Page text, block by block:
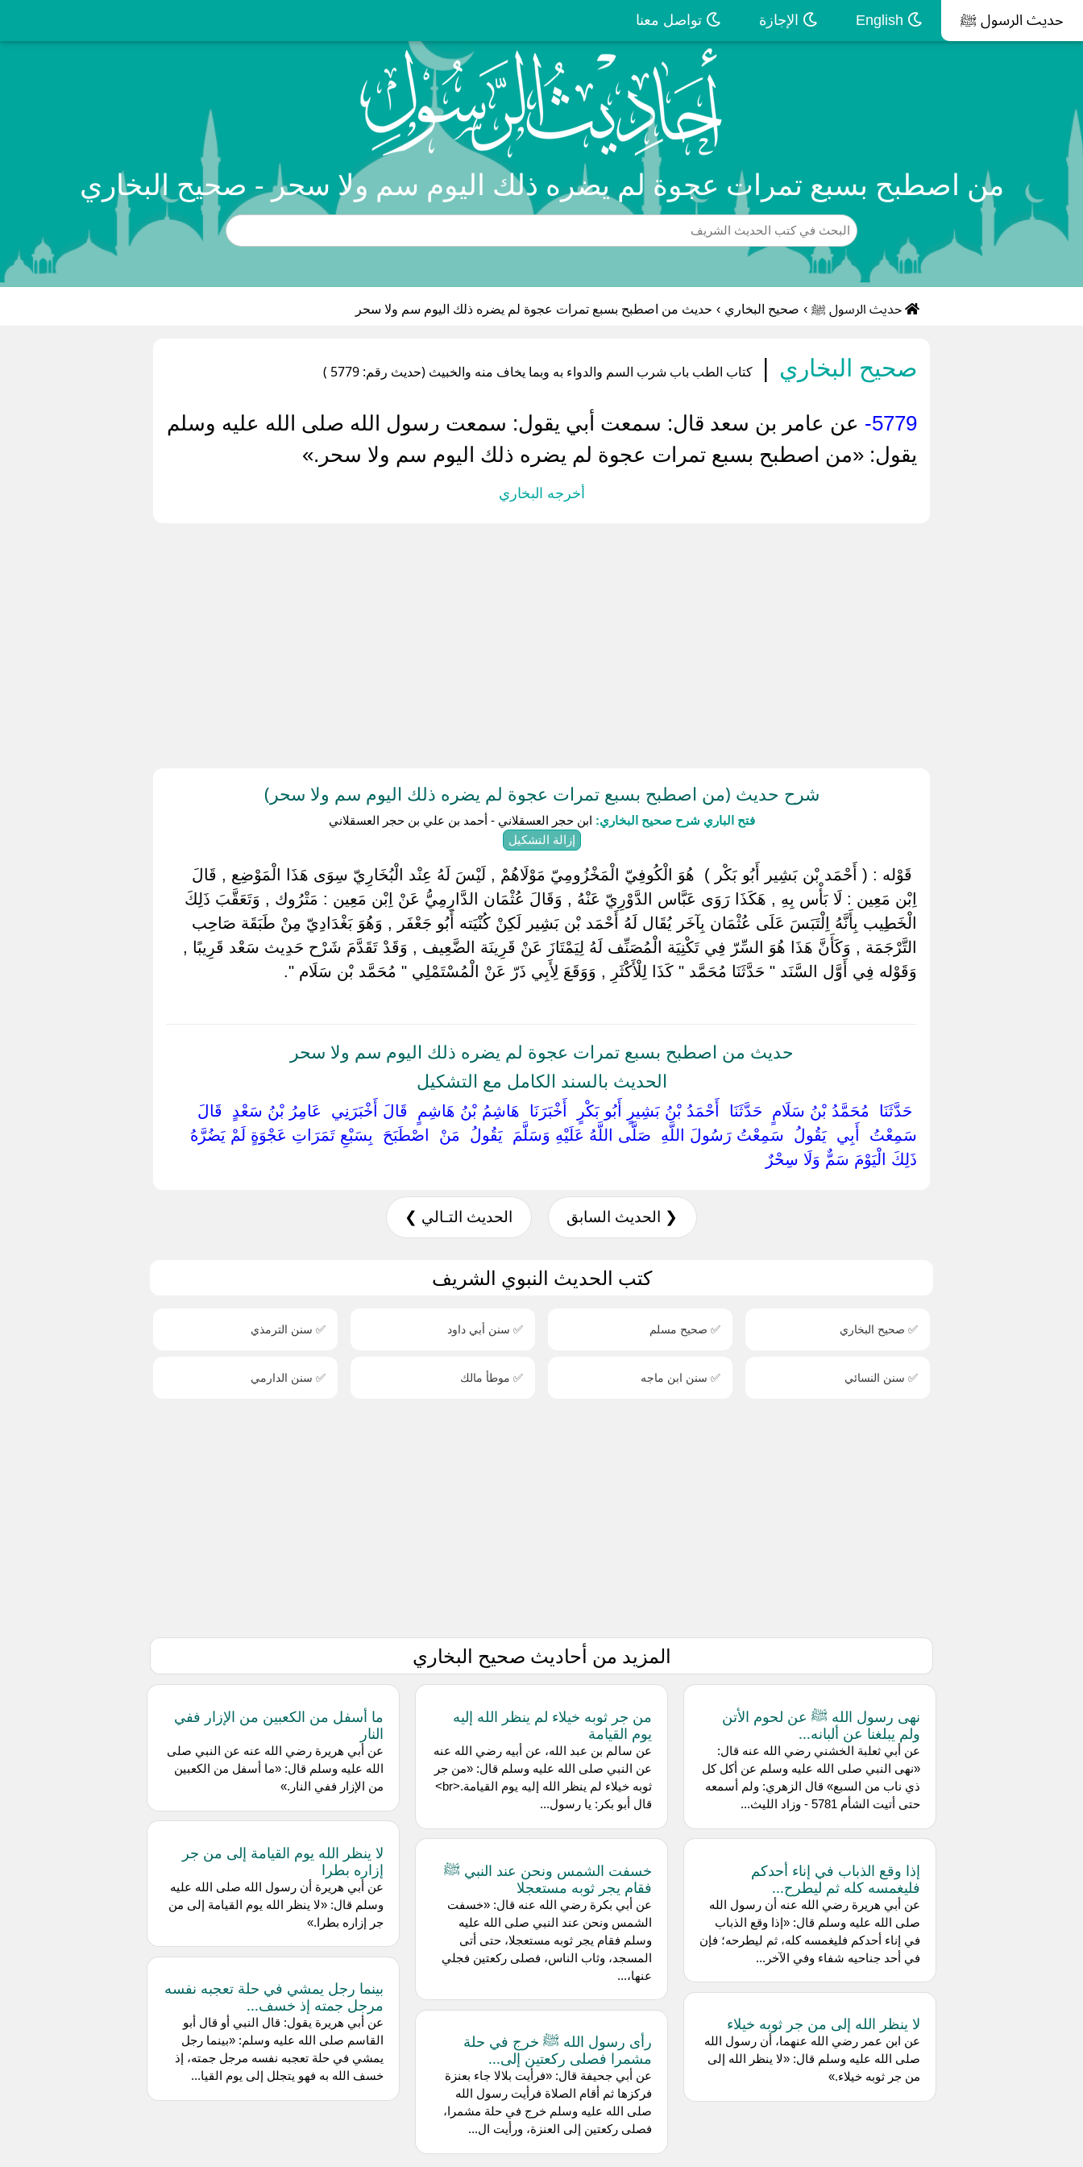
حديث الرسول ﷺ الإجازة تواصل معنا
من اصطبح بسبع تمرات عجوة لم يضره ذلك اليوم سم ولا سحر - صحيح البخاري
حديث الرسول ﷺ › صحيح البخاري › حديث من اصطبح بسبع تمرات عجوة لم يضره ذلك اليوم سم ولا سحر
صحيح البخاري | كتاب الطب باب شرب السم والدواء به وبما يخاف منه والخبيث (حديث رقم: 5779 )
5779-
عن ‌عامر بن سعد قال: سمعت ‌أبي يقول: سمعت رسول الله صلى الله عليه وسلم
يقول: «من اصطبح بسبع تمرات عجوة لم يضره ذلك اليوم سم ولا سحر.»
أخرجه البخاري
شرح حديث (من اصطبح بسبع تمرات عجوة لم يضره ذلك اليوم سم ولا سحر)
فتح الباري شرح صحيح البخاري: ابن حجر العسقلاني - أحمد بن علي بن حجر العسقلاني
إزالة التشكيل
‏ ‏قَوْله : ( أَحْمَد بْن بَشِير أَبُو بَكْر ) ‏ ‏هُوَ الْكُوفِيّ الْمَخْزُومِيّ مَوْلَاهُمْ , لَيْسَ لَهُ عِنْد الْبُخَارِيّ سِوَى هَذَا الْمَوْضِع , قَالَ
اِبْن مَعِين : لَا بَأْس بِهِ , هَكَذَا رَوَى عَبَّاس الدَّوْرِيّ عَنْهُ , وَقَالَ عُثْمَان الدَّارِمِيُّ عَنْ اِبْن مَعِين : مَتْرُوك , وَتَعَقَّبَ ذَلِكَ
الْخَطِيب بِأَنَّهُ اِلْتَبَسَ عَلَى عُثْمَان بِآخَر يُقَال لَهُ أَحْمَد بْن بَشِير لَكِنْ كُنْيَته أَبُو جَعْفَر , وَهُوَ بَغْدَادِيّ مِنْ طَبَقَة صَاحِب
التَّرْجَمَة , وَكَأَنَّ هَذَا هُوَ السِّرّ فِي تَكْنِيَة الْمُصَنِّف لَهُ لِيَمْتَازَ عَنْ قَرِينَة الضَّعِيف , وَقَدْ تَقَدَّمَ شَرْح حَدِيث سَعْد قَرِيبًا ,
وَقَوْله فِي أَوَّل السَّنَد " حَدَّثَنَا مُحَمَّد " كَذَا لِلْأَكْثَرِ , وَوَقَعَ لِأَبِي ذَرّ عَنْ الْمُسْتَمْلِي " مُحَمَّد بْن سَلَام ".
حديث من اصطبح بسبع تمرات عجوة لم يضره ذلك اليوم سم ولا سحر
الحديث بالسند الكامل مع التشكيل
‏ ‏حَدَّثَنَا ‏ ‏مُحَمَّدُ بْنُ سَلَامٍ ‏ ‏حَدَّثَنَا ‏ ‏أَحْمَدُ بْنُ بَشِيرٍ أَبُو بَكْرٍ ‏ ‏أَخْبَرَنَا ‏ ‏هَاشِمُ بْنُ هَاشِمٍ ‏ ‏قَالَ أَخْبَرَنِي ‏ ‏عَامِرُ بْنُ سَعْدٍ ‏ ‏قَالَ
سَمِعْتُ ‏ ‏أَبِي ‏ ‏يَقُولُ ‏ ‏سَمِعْتُ رَسُولَ اللَّهِ ‏ ‏صَلَّى اللَّهُ عَلَيْهِ وَسَلَّمَ ‏ ‏يَقُولُ ‏ ‏مَنْ ‏ ‏اصْطَبَحَ ‏ ‏بِسَبْعِ تَمَرَاتِ عَجْوَةٍ لَمْ يَضُرَّهُ
ذَلِكَ الْيَوْمَ سَمٌّ وَلَا سِحْرٌ ‏
❮ الحديث السابق الحديث التـالي ❯
كتب الحديث النبوي الشريف
✅ صحيح البخاري ✅ صحيح مسلم ✅ سنن أبي داود ✅ سنن الترمذي
✅ سنن النسائي ✅ سنن ابن ماجه ✅ موطأ مالك ✅ سنن الدارمي
المزيد من أحاديث صحيح البخاري
نهى رسول الله ﷺ عن لحوم الأتن
ولم يبلغنا عن ألبانه...
عن ‌أبي ثعلبة الخشني رضي الله عنه قال:
«نهى النبي صلى الله عليه وسلم عن أكل كل
ذي ناب من السبع» قال الزهري: ولم أسمعه
حتى أتيت الشأم 5781 - وزاد الليث...
إذا وقع الذباب في إناء أحدكم
فليغمسه كله ثم ليطرح...
عن ‌أبي هريرة رضي الله عنه أن رسول الله
صلى الله عليه وسلم قال: «إذا وقع الذباب
في إناء أحدكم فليغمسه كله، ثم ليطرحه؛ فإن
في أحد جناحيه شفاء وفي الآخر...
لا ينظر الله إلى من جر ثوبه خيلاء
عن ‌ابن عمر رضي الله عنهما، أن رسول الله
صلى الله عليه وسلم قال: «لا ينظر الله إلى
من جر ثوبه خيلاء.»
من جر ثوبه خيلاء لم ينظر الله إليه
يوم القيامة
عن ‌سالم بن عبد الله، عن ‌أبيه رضي الله عنه
عن النبي صلى الله عليه وسلم قال: «من جر
ثوبه خيلاء لم ينظر الله إليه يوم القيامة.<br>
قال أبو بكر: يا رسول...
خسفت الشمس ونحن عند النبي ﷺ
فقام يجر ثوبه مستعجلا
عن ‌أبي بكرة رضي الله عنه قال: «خسفت
الشمس ونحن عند النبي صلى الله عليه
وسلم فقام يجر ثوبه مستعجلا، حتى أتى
المسجد، وثاب الناس، فصلى ركعتين فجلي
عنها،...
رأى رسول الله ﷺ خرج في حلة
مشمرا فصلى ركعتين إلى...
عن ‌أبي جحيفة قال: «فرأيت بلالا جاء بعنزة
فركزها ثم أقام الصلاة فرأيت رسول الله
صلى الله عليه وسلم خرج في حلة مشمرا،
فصلى ركعتين إلى العنزة، ورأيت ال...
ما أسفل من الكعبين من الإزار ففي
النار
عن ‌أبي هريرة رضي الله عنه عن النبي صلى
الله عليه وسلم قال: «ما أسفل من الكعبين
من الإزار ففي النار.»
لا ينظر الله يوم القيامة إلى من جر
إزاره بطرا
عن ‌أبي هريرة أن رسول الله صلى الله عليه
وسلم قال: «لا ينظر الله يوم القيامة إلى من
جر إزاره بطرا.»
بينما رجل يمشي في حلة تعجبه نفسه
مرجل جمته إذ خسف...
عن أبي هريرة يقول: قال النبي أو قال أبو
القاسم صلى الله عليه وسلم: «بينما رجل
يمشي في حلة تعجبه نفسه مرجل جمته، إذ
خسف الله به فهو يتجلل إلى يوم القيا...